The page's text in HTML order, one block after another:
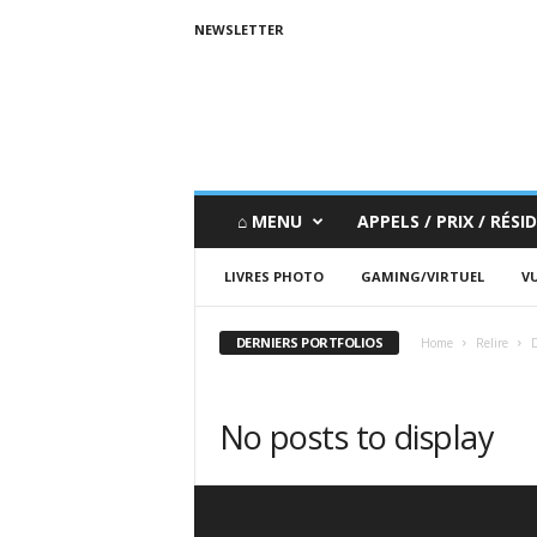
NEWSLETTER
⌂ MENU APPELS / PRIX /
LIVRES PHOTO GAMING/VIRTUEL
DERNIERS PORTFOLIOS Home Relire
No posts to display